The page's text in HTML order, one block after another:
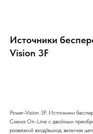
Источники
Vision 3F
Power-Vision 3F. Источники
Схема On-Line с двойным
развязкой вход/выход, включая